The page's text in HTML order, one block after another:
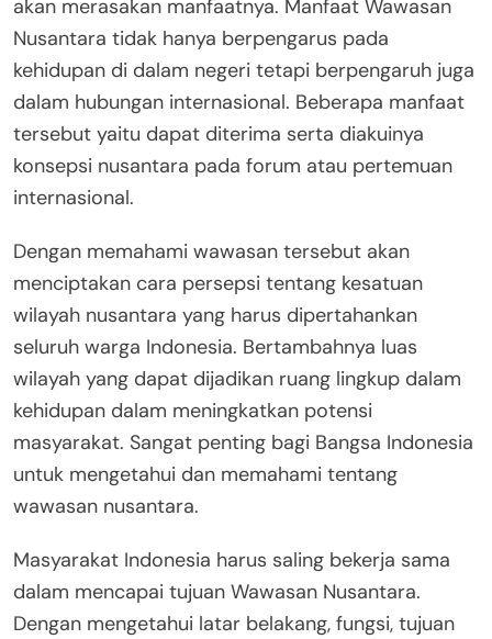
akan merasakan manfaatnya. Manfaat Wawasan
Nusantara tidak hanya berpengarus pada
kehidupan di dalam negeri tetapi berpengaruh juga
dalam hubungan internasional. Beberapa manfaat
tersebut yaitu dapat diterima serta diakuinya
konsepsi nusantara pada forum atau pertemuan
internasional.
Dengan memahami wawasan tersebut akan
menciptakan cara persepsi tentang kesatuan
wilayah nusantara yang harus dipertahankan
seluruh warga Indonesia. Bertambahnya luas
wilayah yang dapat dijadikan ruang lingkup dalam
kehidupan dalam meningkatkan potensi
masyarakat. Sangat penting bagi Bangsa Indonesia
untuk mengetahui dan memahami tentang
wawasan nusantara.
Masyarakat Indonesia harus saling bekerja sama
dalam mencapai tujuan Wawasan Nusantara.
Dengan mengetahui latar belakang, fungsi, tujuan